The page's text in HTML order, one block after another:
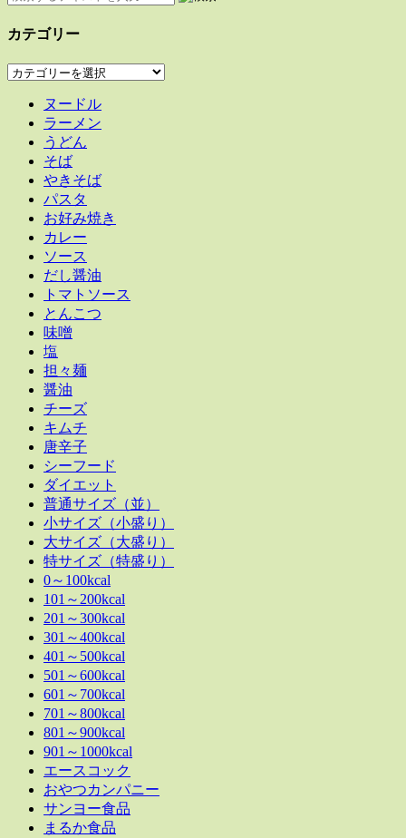
カテゴリー
カ
ヌードル
ラーメン
うどん
そば
やきそば
パスタ
お好み焼き
カレー
ソース
だし醤油
トマトソース
とんこつ
味噌
塩
担々麺
醤油
チーズ
キムチ
唐辛子
シーフード
ダイエット
普通サイズ（並）
小サイズ（小盛り）
大サイズ（大盛り）
特サイズ（特盛り）
0～100kcal
101～200kcal
201～300kcal
301～400kcal
401～500kcal
501～600kcal
601～700kcal
701～800kcal
801～900kcal
901～1000kcal
エースコック
おやつカンパニー
サンヨー食品
まるか食品